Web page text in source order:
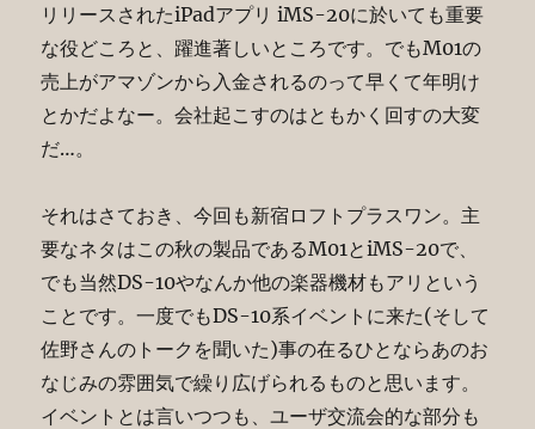
リリースされたiPadアプリ iMS-20に於いても重要
な役どころと、躍進著しいところです。でもM01の
売上がアマゾンから入金されるのって早くて年明け
とかだよなー。会社起こすのはともかく回すの大変
だ…。
それはさておき、今回も新宿ロフトプラスワン。主
要なネタはこの秋の製品であるM01とiMS-20で、
でも当然DS-10やなんか他の楽器機材もアリという
ことです。一度でもDS-10系イベントに来た(そして
佐野さんのトークを聞いた)事の在るひとならあのお
なじみの雰囲気で繰り広げられるものと思います。
イベントとは言いつつも、ユーザ交流会的な部分も